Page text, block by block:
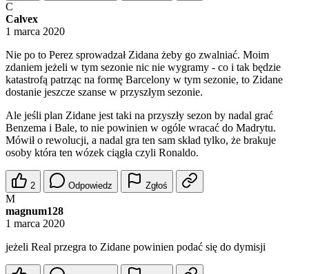
C
Calvex
1 marca 2020
Nie po to Perez sprowadzał Zidana żeby go zwalniać. Moim
zdaniem jeżeli w tym sezonie nic nie wygramy - co i tak będzie
katastrofą patrząc na formę Barcelony w tym sezonie, to Zidane
dostanie jeszcze szanse w przyszłym sezonie.
Ale jeśli plan Zidane jest taki na przyszły sezon by nadal grać
Benzema i Bale, to nie powinien w ogóle wracać do Madrytu.
Mówił o rewolucji, a nadal gra ten sam skład tylko, że brakuje
osoby która ten wózek ciągła czyli Ronaldo.
2 Odpowiedz Zgłoś
M
magnum128
1 marca 2020
jeżeli Real przegra to Zidane powinien podać się do dymisji